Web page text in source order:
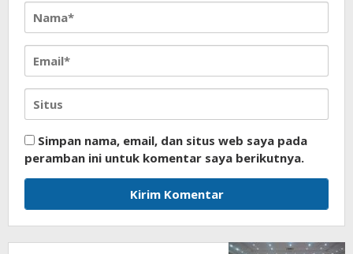
Simpan nama, email, dan situs web saya pada
peramban ini untuk komentar saya berikutnya.